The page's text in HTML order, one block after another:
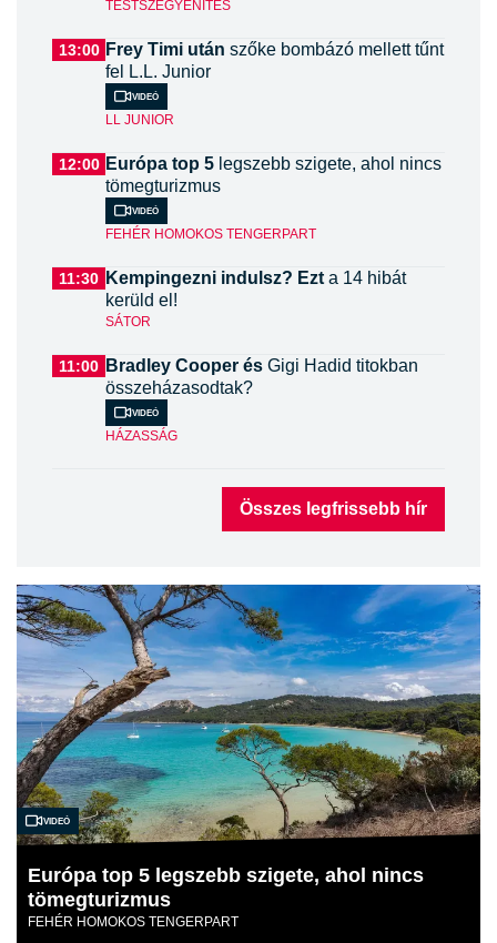
TESTSZÉGYENÍTÉS
13:00 Frey Timi után szőke bombázó mellett tűnt
fel L.L. Junior
Videó
LL JUNIOR
12:00 Európa top 5 legszebb szigete, ahol nincs
tömegturizmus
Videó
FEHÉR HOMOKOS TENGERPART
11:30 Kempingezni indulsz? Ezt a 14 hibát
kerüld el!
SÁTOR
11:00 Bradley Cooper és Gigi Hadid titokban
összeházasodtak?
Videó
HÁZASSÁG
Összes legfrissebb hír
Videó
Európa top 5 legszebb szigete, ahol nincs
tömegturizmus
FEHÉR HOMOKOS TENGERPART